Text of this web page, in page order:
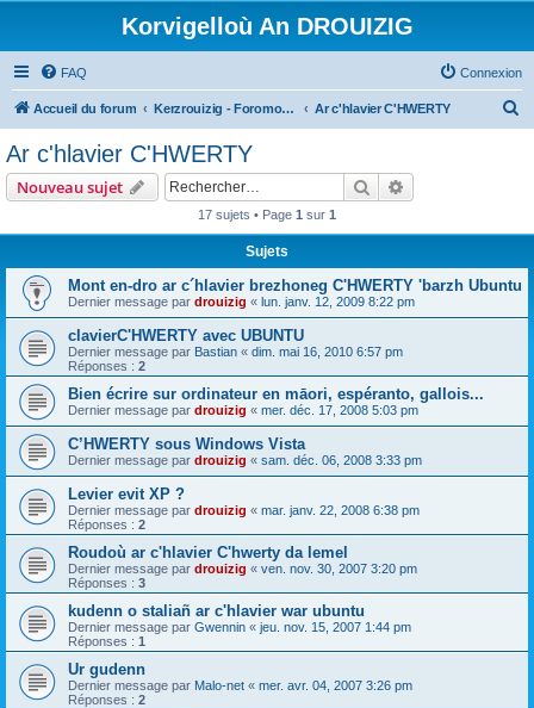
Korvigelloù An DROUIZIG
FAQ Connexion
Accueil du forum Kerzrouizig - Foromoù An Drouizig Ar c'hlavier C'HWERTY
Ar c'hlavier C'HWERTY
Nouveau sujet Rechercher
17 sujets • Page 1 sur 1
Sujets
Mont en-dro ar c´hlavier brezhoneg C'HWERTY 'barzh Ubuntu
Dernier message par drouizig « lun. janv. 12, 2009 8:22 pm
clavierC'HWERTY avec UBUNTU
Dernier message par Bastian « dim. mai 16, 2010 6:57 pm
Réponses : 2
Bien écrire sur ordinateur en māori, espéranto, gallois...
Dernier message par drouizig « mer. déc. 17, 2008 5:03 pm
C’HWERTY sous Windows Vista
Dernier message par drouizig « sam. déc. 06, 2008 3:33 pm
Levier evit XP ?
Dernier message par drouizig « mar. janv. 22, 2008 6:38 pm
Réponses : 2
Roudoù ar c'hlavier C'hwerty da lemel
Dernier message par drouizig « ven. nov. 30, 2007 3:20 pm
Réponses : 3
kudenn o staliañ ar c'hlavier war ubuntu
Dernier message par Gwennin « jeu. nov. 15, 2007 1:44 pm
Réponses : 1
Ur gudenn
Dernier message par Malo-net « mer. avr. 04, 2007 3:26 pm
Réponses : 2